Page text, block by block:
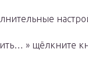
» щёлкните